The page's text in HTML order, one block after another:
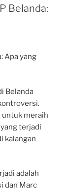
Belanda:
Apa yang
Belanda
untuk meraih
terjadi
kalangan
adalah
dan Marc